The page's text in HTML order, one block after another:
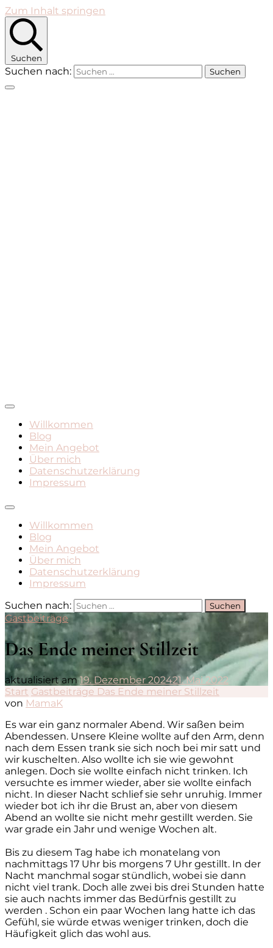
Zum Inhalt springen
Suchen
Suchen nach:
Mami Mara – Der Mama
Blog
Willkommen
Blog
Mein Angebot
Über mich
Datenschutzerklärung
Impressum
Willkommen
Blog
Mein Angebot
Über mich
Datenschutzerklärung
Impressum
Suchen nach:
Gastbeiträge
Das Ende meiner Stillzeit
aktualisiert am19. Dezember 202421. Mai 2022
Start Gastbeiträge Das Ende meiner Stillzeit
von MamaK
Es war ein ganz normaler Abend. Wir saßen beim
Abendessen. Unsere Kleine wollte auf den Arm, denn
nach dem Essen trank sie sich noch bei mir satt und
wir kuschelten. Also wollte ich sie wie gewohnt
anlegen. Doch sie wollte einfach nicht trinken. Ich
versuchte es immer wieder, aber sie wollte einfach
nicht. In dieser Nacht schlief sie sehr unruhig. Immer
wieder bot ich ihr die Brust an, aber von diesem
Abend an wollte sie nicht mehr gestillt werden. Sie
war grade ein Jahr und wenige Wochen alt.
Bis zu diesem Tag habe ich monatelang von
nachmittags 17 Uhr bis morgens 7 Uhr gestillt. In der
Nacht manchmal sogar stündlich, wobei sie dann
nicht viel trank. Doch alle zwei bis drei Stunden hatte
sie auch nachts immer das Bedürfnis gestillt zu
werden . Schon ein paar Wochen lang hatte ich das
Gefühl, sie würde etwas weniger trinken, doch die
Häufigkeit glich das wohl aus.